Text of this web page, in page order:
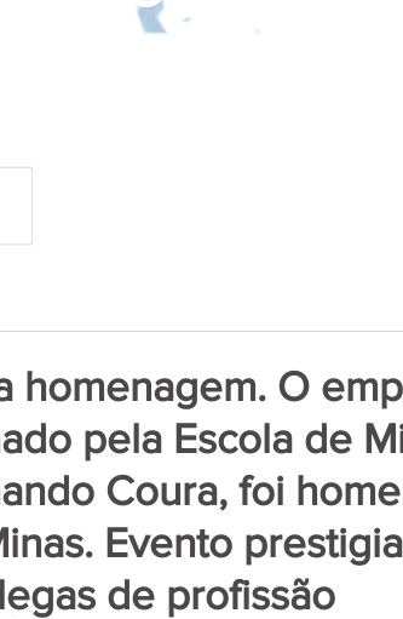
homenagem. O
pela Escola de
Coura, foi
Evento
de profissão